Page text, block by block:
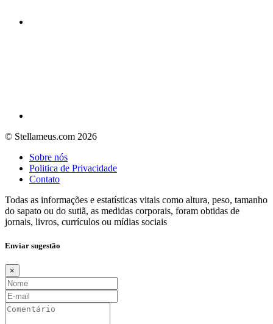
© Stellameus.com 2026
Sobre nós
Politica de Privacidade
Contato
Todas as informações e estatísticas vitais como altura, peso, tamanho
do sapato ou do sutiã, as medidas corporais, foram obtidas de
jornais, livros, currículos ou mídias sociais
Enviar sugestão
×